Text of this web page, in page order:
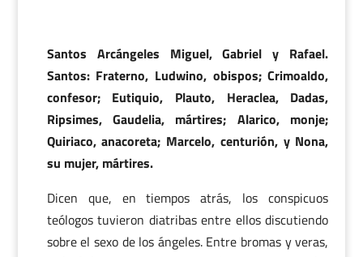
Santos Arcángeles Miguel, Gabriel y Rafael.
Santos: Fraterno, Ludwino, obispos; Crimoaldo,
confesor; Eutiquio, Plauto, Heraclea, Dadas,
Ripsimes, Gaudelia, mártires; Alarico, monje;
Quiriaco, anacoreta; Marcelo, centurión, y Nona,
su mujer, mártires.
Dicen que, en tiempos atrás, los conspicuos
teólogos tuvieron diatribas entre ellos discutiendo
sobre el sexo de los ángeles. Entre bromas y veras,